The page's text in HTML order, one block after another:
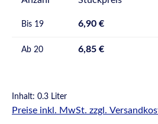
Bis 19 6,90 €
Ab 20 6,85 €
Inhalt: 0.3 Liter
Preise inkl. MwSt. zzgl.